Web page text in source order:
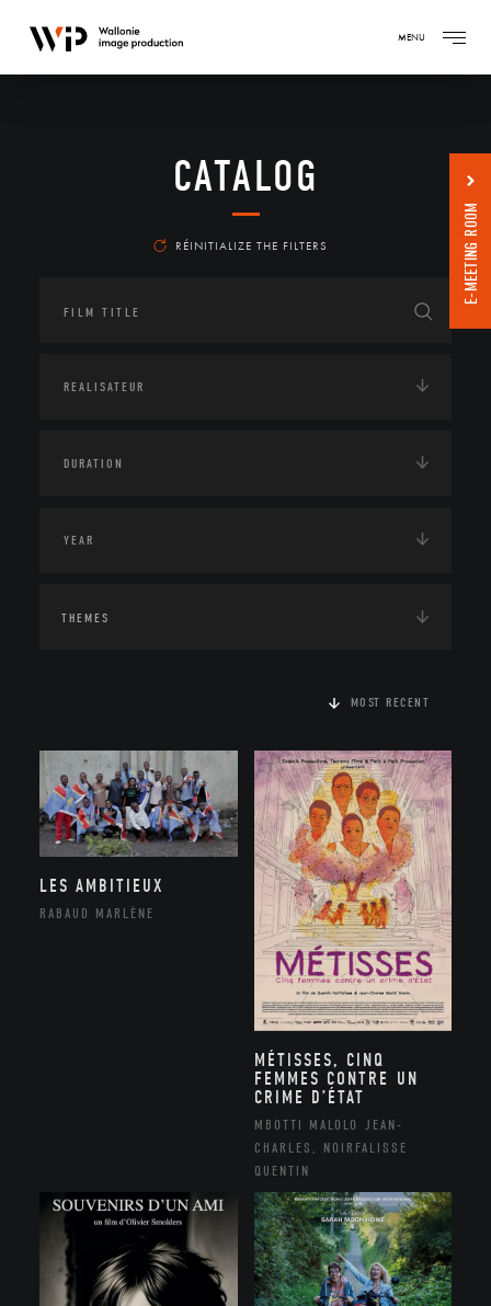
MENU
CATALOG
RÉINITIALIZE THE FILTERS
THEMES
MOST RECENT
LES AMBITIEUX
RABAUD MARLÈNE
MÉTISSES, CINQ
FEMMES CONTRE UN
CRIME D’ÉTAT
MBOTTI MALOLO JEAN-
CHARLES, NOIRFALISSE
QUENTIN
E-MEETING ROOM